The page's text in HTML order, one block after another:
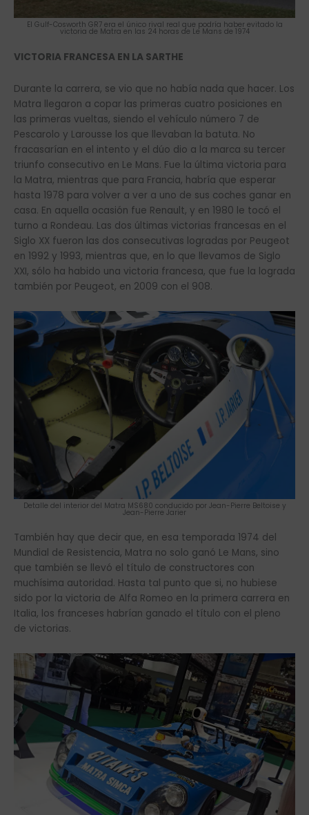
El Gulf-Cosworth GR7 era el único rival real que podría haber evitado la
victoria de Matra en las 24 horas de Le Mans de 1974
VICTORIA FRANCESA EN LA SARTHE
Durante la carrera, se vio que no había nada que hacer. Los
Matra llegaron a copar las primeras cuatro posiciones en
las primeras vueltas, siendo el vehículo número 7 de
Pescarolo y Larousse los que llevaban la batuta. No
fracasarían en el intento y el dúo dio a la marca su tercer
triunfo consecutivo en Le Mans. Fue la última victoria para
la Matra, mientras que para Francia, habría que esperar
hasta 1978 para volver a ver a uno de sus coches ganar en
casa. En aquella ocasión fue Renault, y en 1980 le tocó el
turno a Rondeau. Las dos últimas victorias francesas en el
Siglo XX fueron las dos consecutivas logradas por Peugeot
en 1992 y 1993, mientras que, en lo que llevamos de Siglo
XXI, sólo ha habido una victoria francesa, que fue la lograda
también por Peugeot, en 2009 con el 908.
Detalle del interior del Matra MS680 conducido por Jean-Pierre Beltoise y
Jean-Pierre Jarier
También hay que decir que, en esa temporada 1974 del
Mundial de Resistencia, Matra no solo ganó Le Mans, sino
que también se llevó el título de constructores con
muchísima autoridad. Hasta tal punto que si, no hubiese
sido por la victoria de Alfa Romeo en la primera carrera en
Italia, los franceses habrían ganado el título con el pleno
de victorias.